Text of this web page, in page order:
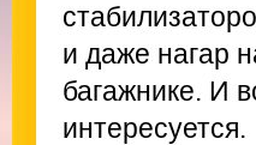
и даже нагар
багажнике. И
интересуется.